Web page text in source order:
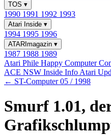
TOS ▾
1990 1991 1992 1993
Atari Inside ▾
1994 1995 1996
ATARImagazin ▾
1987 1988 1989
Atari Phile Happy Computer
ACE NSW Inside Info Atari
← ST-Computer 05 / 1998
Smurf 1.01,